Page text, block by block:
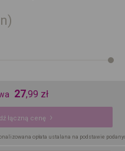
27,99 zł
łączną cenę
opłata ustalana na podstawie